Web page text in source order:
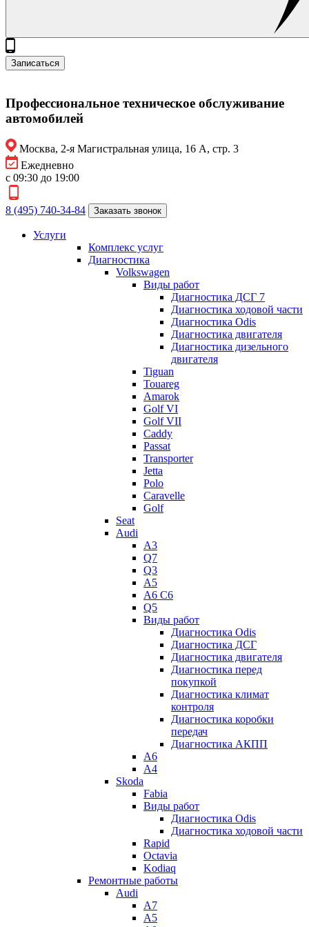
Записаться
Профессиональное техническое обслуживание
автомобилей
Москва, 2-я Магистральная улица, 16 А, стр. 3
Ежедневно
с 09:30 до 19:00
8 (495) 740-34-84 Заказать звонок
Услуги
Комплекс услуг
Диагностика
Volkswagen
Виды работ
Диагностика ДСГ 7
Диагностика ходовой части
Диагностика Odis
Диагностика двигателя
Диагностика дизельного
двигателя
Tiguan
Touareg
Amarok
Golf VI
Golf VII
Caddy
Passat
Transporter
Jetta
Polo
Caravelle
Golf
Seat
Audi
A3
Q7
Q3
A5
A6 C6
Q5
Виды работ
Диагностика Odis
Диагностика ДСГ
Диагностика двигателя
Диагностика перед
покупкой
Диагностика климат
контроля
Диагностика коробки
передач
Диагностика АКПП
A6
A4
Skoda
Fabia
Виды работ
Диагностика Odis
Диагностика ходовой части
Rapid
Octavia
Kodiaq
Ремонтные работы
Audi
A7
A5